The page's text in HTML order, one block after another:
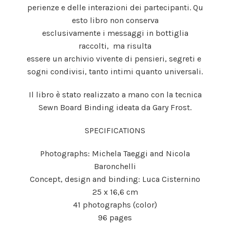
perienze e delle interazioni dei partecipanti. Qu
esto libro non conserva
esclusivamente i messaggi in bottiglia
raccolti, ma risulta
essere un archivio vivente di pensieri, segreti e
sogni condivisi, tanto intimi quanto universali.
Il libro è stato realizzato a mano con la tecnica
Sewn Board Binding ideata da Gary Frost.
SPECIFICATIONS
Photographs: Michela Taeggi and Nicola
Baronchelli
Concept, design and binding: Luca Cisternino
25 x 16,6 cm
41 photographs (color)
96 pages